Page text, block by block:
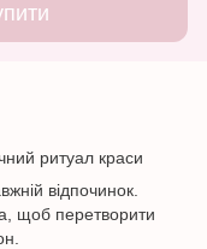
ритуал краси
відпочинок.
щоб перетворити